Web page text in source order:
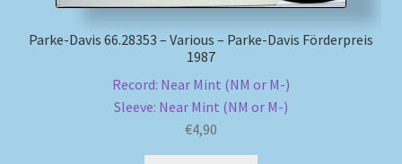
Parke-Davis 66.28353 – Various – Parke-Davis Förderpreis
1987
Record: Near Mint (NM or M-)
Sleeve: Near Mint (NM or M-)
€4,90